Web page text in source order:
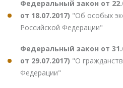
Федеральный закон от
от 18.07.2017) "Об особых
Российской Федерации"
Федеральный закон от
от 29.07.2017) "О
Федерации"